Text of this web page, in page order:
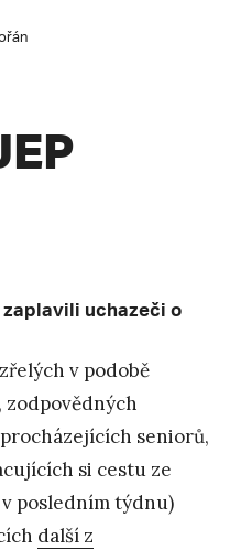
uchazeči o
v podobě
seniorů,
si cestu ze
posledním týdnu)
další z